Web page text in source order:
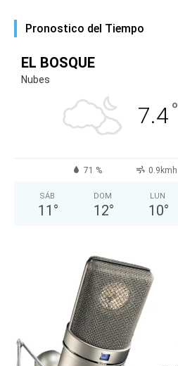
Pronostico del Tiempo
EL BOSQUE
Nubes
7.4°
71 % 0.9kmh
SÁB
11 °
DOM
12°
LUN
10°